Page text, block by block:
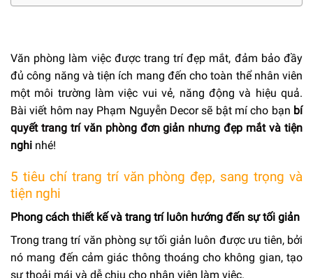
Văn phòng làm việc được trang trí đẹp mắt, đảm bảo đầy
đủ công năng và tiện ích mang đến cho toàn thể nhân viên
một môi trường làm việc vui vẻ, năng động và hiệu quả.
Bài viết hôm nay Phạm Nguyễn Decor sẽ bật mí cho bạn bí
quyết trang trí văn phòng đơn giản nhưng đẹp mắt và tiện
nghi nhé!
5 tiêu chí trang trí văn phòng đẹp, sang trọng và
tiện nghi
Phong cách thiết kế và trang trí luôn hướng đến sự tối giản
Trong trang trí văn phòng sự tối giản luôn được ưu tiên, bởi
nó mang đến cảm giác thông thoáng cho không gian, tạo
sự thoải mái và dễ chịu cho nhân viên làm việc.